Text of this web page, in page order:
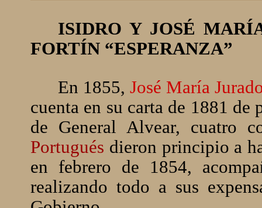
ISIDRO Y JOSÉ
FORTÍN “ESPERANZA”
En 1855,José María
cuenta en su carta de 1881
de General Alvear, cuatro
Portugués dieron principio a
en febrero de 1854,
realizando todo a sus